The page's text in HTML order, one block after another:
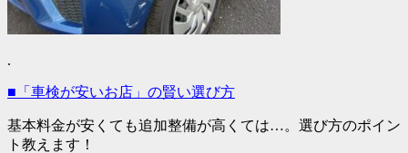
.
■「車検が安いお店」の賢い選び方
基本料金が安くても追加整備が高くては…。選び方のポイン
ト教えます！